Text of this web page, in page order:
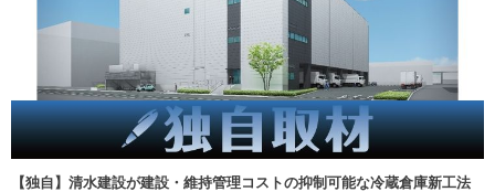
【独自】清水建設が建設・維持管理コストの抑制可能な冷蔵倉庫新工法